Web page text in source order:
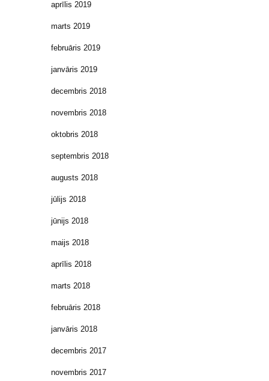
aprīlis 2019
marts 2019
februāris 2019
janvāris 2019
decembris 2018
novembris 2018
oktobris 2018
septembris 2018
augusts 2018
jūlijs 2018
jūnijs 2018
maijs 2018
aprīlis 2018
marts 2018
februāris 2018
janvāris 2018
decembris 2017
novembris 2017